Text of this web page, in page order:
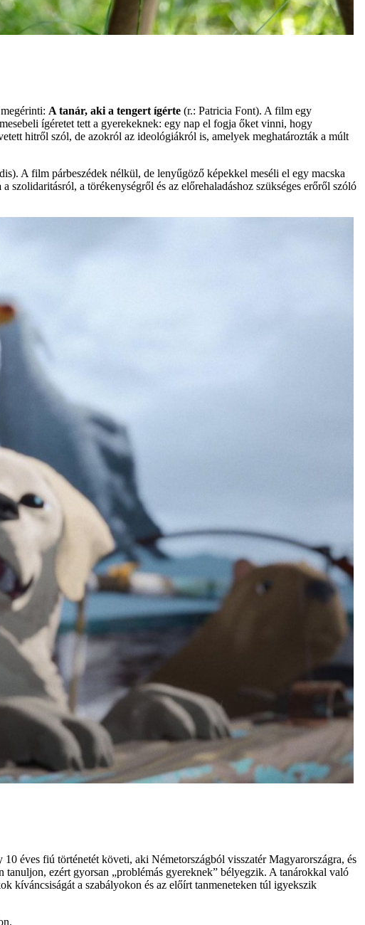
A tanár, aki a tengert ígérte (r.: Patricia Font). A film egy
ígéretet tett a gyerekeknek: egy nap el fogja őket vinni, hogy
hitről szól, de azokról az ideológiákról is, amelyek meghatározták a múlt
A film párbeszédek nélkül, de lenyűgöző képekkel meséli el egy macska
a szolidaritásról, a törékenységről és az előrehaladáshoz szükséges erőről szóló
éves fiú történetét követi, aki Németországból visszatér Magyarországra, és
ezért gyorsan „problémás gyereknek” bélyegzik. A tanárokkal való
kíváncsiságát a szabályokon és az előírt tanmeneteken túl igyekszik